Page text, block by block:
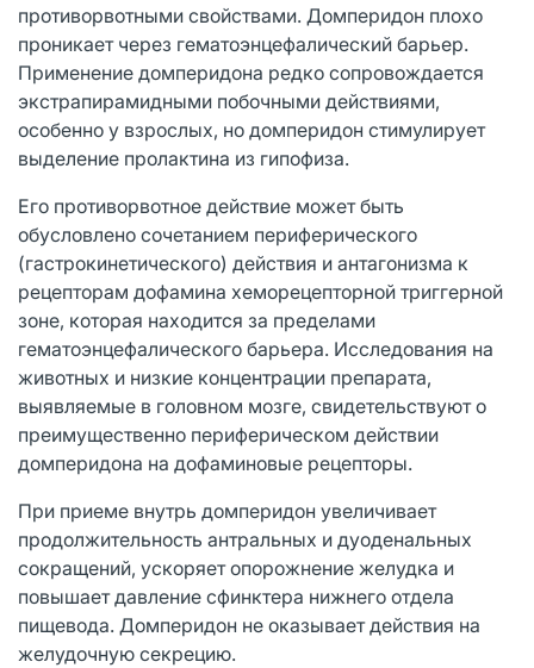
противорвотными свойствами. Домперидон плохо
проникает через гематоэнцефалический барьер.
Применение домперидона редко сопровождается
экстрапирамидными побочными действиями,
особенно у взрослых, но домперидон стимулирует
выделение пролактина из гипофиза.
Его противорвотное действие может быть
обусловлено сочетанием периферического
(гастрокинетического) действия и антагонизма к
рецепторам дофамина хеморецепторной триггерной
зоне, которая находится за пределами
гематоэнцефалического барьера. Исследования на
животных и низкие концентрации препарата,
выявляемые в головном мозге, свидетельствуют о
преимущественно периферическом действии
домперидона на дофаминовые рецепторы.
При приеме внутрь домперидон увеличивает
продолжительность антральных и дуоденальных
сокращений, ускоряет опорожнение желудка и
повышает давление сфинктера нижнего отдела
пищевода. Домперидон не оказывает действия на
желудочную секрецию.